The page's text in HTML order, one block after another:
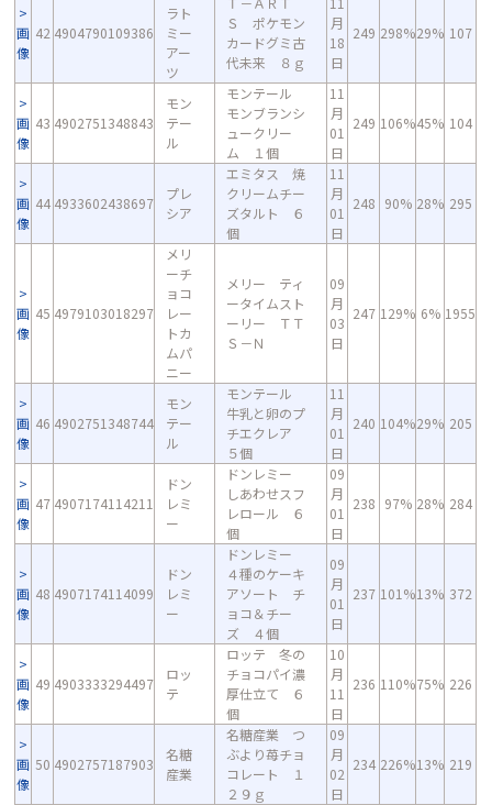
画
像
42 4904790109386
ラト
ミー
アー
ツ
Ｓ ポケモン
カードグミ古
代未来 ８ｇ
月
18
日
249 298%29% 107
画
像
43 4902751348843
モン
テー
ル
モンテール
モンブランシ
ュークリー
ム １個
11
月
01
日
249 106%45% 104
画
像
44 4933602438697
プレ
シア
エミタス 焼
クリームチー
ズタルト ６
個
11
月
01
日
248 90% 28% 295
画
像
45 4979103018297
メリ
ーチ
ョコ
レー
トカ
ムパ
ニー
メリー ティ
ータイムスト
ーリー ＴＴ
Ｓ－Ｎ
09
月
03
日
247 129% 6% 1955
画
像
46 4902751348744
モン
テー
ル
モンテール
牛乳と卵のプ
チエクレア
５個
11
月
01
日
240 104%29% 205
画
像
47 4907174114211
ドン
レミ
ー
ドンレミー
しあわせスフ
レロール ６
個
09
月
01
日
238 97% 28% 284
画
像
48 4907174114099
ドン
レミ
ー
ドンレミー
４種のケーキ
アソート チ
ョコ＆チー
ズ ４個
09
月
01
日
237 101%13% 372
画
像
49 4903333294497
ロッ
テ
ロッテ 冬の
チョコパイ濃
厚仕立て ６
個
10
月
11
日
236 110%75% 226
画
像
50 4902757187903
名糖
産業
名糖産業 つ
ぶより苺チョ
コレート １
２９ｇ
09
月
02
日
234 226%13% 219